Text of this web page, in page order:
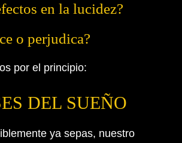
en la lucidez?
o perjudica?
por el principio:
DEL SUEÑO
ya sepas, nuestro